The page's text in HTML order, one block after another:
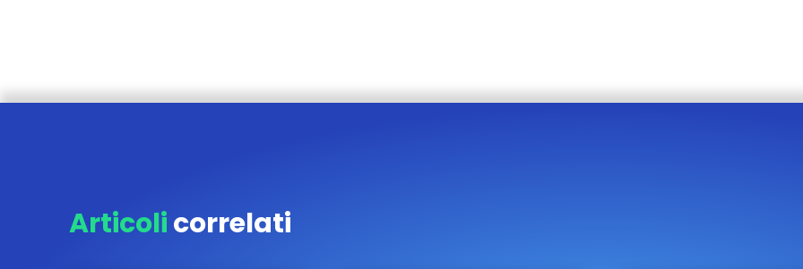
Articolicorrelati